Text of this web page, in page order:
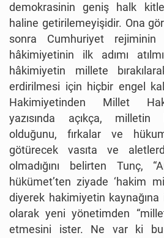
demokrasinin geniş halk
haline getirilemeyişidir. Ona
sonra Cumhuriyet rejiminin
hâkimiyetinin ilk adımı
hâkimiyetin millete
erdirilmesi için hiçbir engel
Hakimiyetinden Millet
yazısında açıkça, milletin
olduğunu, fırkalar ve
götürecek vasıta ve
olmadığını belirten Tunç,
hükümet’ten ziyade ‘hakim
diyerek hakimiyetin kaynağına
olarak yeni yönetimden
etmesini ister. Ne var ki